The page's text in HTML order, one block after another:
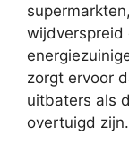
wijdverspreid
zorgt ervoor
uitbaters als
overtuigd zijn.